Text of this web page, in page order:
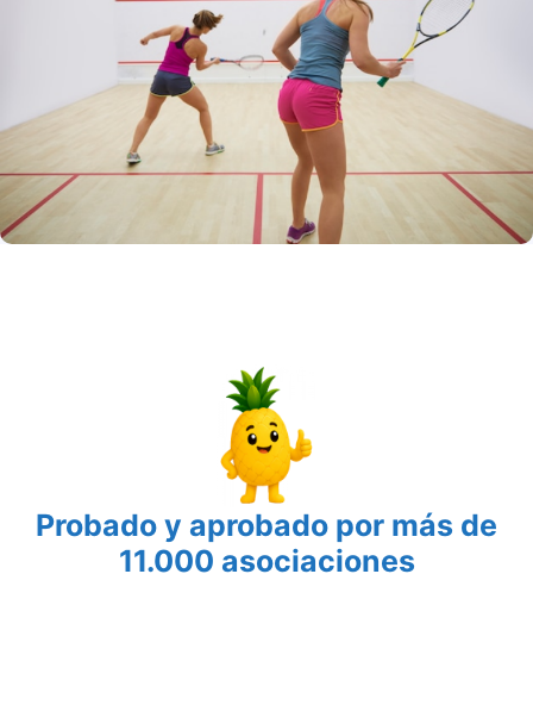
Probado y aprobado por más de
11.000 asociaciones